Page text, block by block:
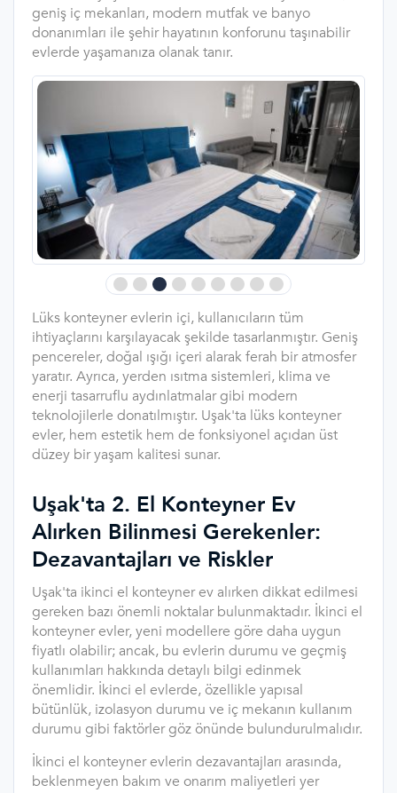
geniş iç mekanları, modern mutfak ve banyo
donanımları ile şehir hayatının konforunu taşınabilir
evlerde yaşamanıza olanak tanır.
Lüks konteyner evlerin içi, kullanıcıların tüm
ihtiyaçlarını karşılayacak şekilde tasarlanmıştır. Geniş
pencereler, doğal ışığı içeri alarak ferah bir atmosfer
yaratır. Ayrıca, yerden ısıtma sistemleri, klima ve
enerji tasarruflu aydınlatmalar gibi modern
teknolojilerle donatılmıştır. Uşak'ta lüks konteyner
evler, hem estetik hem de fonksiyonel açıdan üst
düzey bir yaşam kalitesi sunar.
Uşak'ta 2. El Konteyner Ev
Alırken Bilinmesi Gerekenler:
Dezavantajları ve Riskler
Uşak'ta ikinci el konteyner ev alırken dikkat edilmesi
gereken bazı önemli noktalar bulunmaktadır. İkinci el
konteyner evler, yeni modellere göre daha uygun
fiyatlı olabilir; ancak, bu evlerin durumu ve geçmiş
kullanımları hakkında detaylı bilgi edinmek
önemlidir. İkinci el evlerde, özellikle yapısal
bütünlük, izolasyon durumu ve iç mekanın kullanım
durumu gibi faktörler göz önünde bulundurulmalıdır.
İkinci el konteyner evlerin dezavantajları arasında,
beklenmeyen bakım ve onarım maliyetleri yer